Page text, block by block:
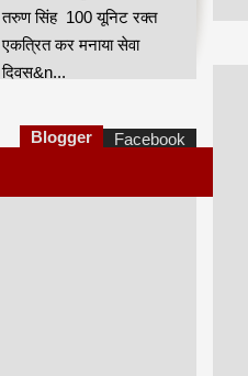
तरुण सिंह 100 यूनिट रक्त
एकत्रित कर मनाया सेवा
दिवस&n...
Blogger Facebook